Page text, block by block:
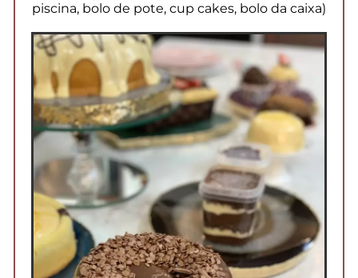
piscina, bolo de pote, cup cakes, bolo da caixa)